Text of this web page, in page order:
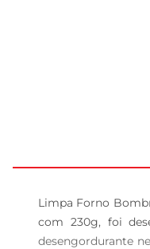
Limpa Forno
com 230g, foi
desengordurante